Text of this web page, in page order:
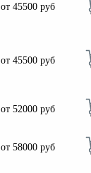
от45500 руб
от45500 руб
от52000 руб
от58000 руб